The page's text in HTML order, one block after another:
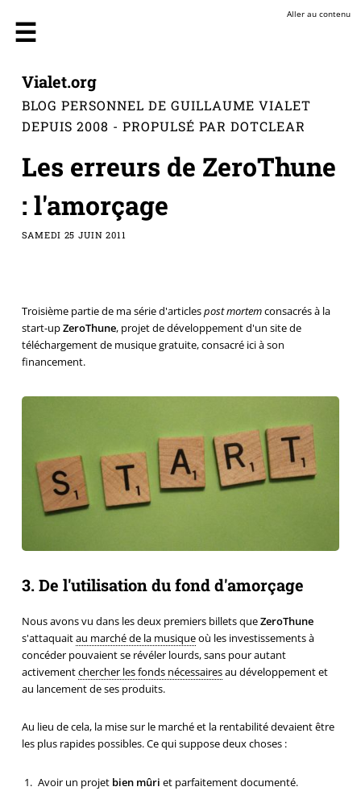
Aller au contenu
Vialet.org
BLOG PERSONNEL DE GUILLAUME VIALET
DEPUIS 2008 - PROPULSÉ PAR DOTCLEAR
Les erreurs de ZeroThune
: l'amorçage
SAMEDI 25 JUIN 2011
Troisième partie de ma série d'articlespost mortemconsacrés à la
start-upZeroThune, projet de développement d'un site de
téléchargement de musique gratuite, consacré ici à son
financement.
3. De l'utilisation du fond d'amorçage
Nous avons vu dans les deux premiers billets queZeroThune
s'attaquaitau marché de la musiqueoù les investissements à
concéder pouvaient se révéler lourds, sans pour autant
activementchercher les fonds nécessairesau développement et
au lancement de ses produits.
Au lieu de cela, la mise sur le marché et la rentabilité devaient être
les plus rapides possibles. Ce qui suppose deux choses :
Avoir un projet bien mûri et parfaitement documenté.